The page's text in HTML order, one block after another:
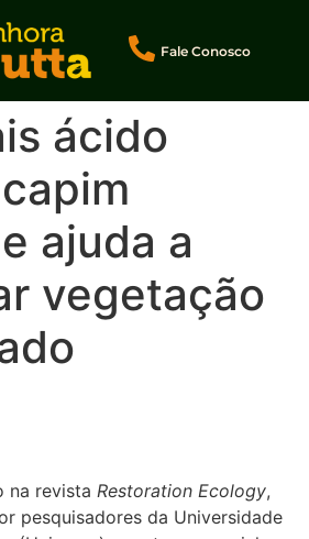
Fale Conosco
ácido
ajuda a
vegetação
na revista Restoration Ecology,
pesquisadores da Universidade